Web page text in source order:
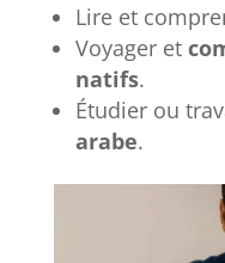
Lire et
Voyager et
natifs.
Étudier ou
arabe.